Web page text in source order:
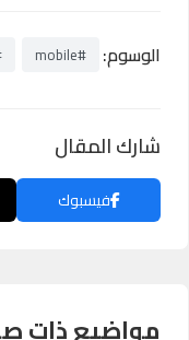
الوسوم: #mobile
شارك المقال
فيسبوك
مواضيع ذات